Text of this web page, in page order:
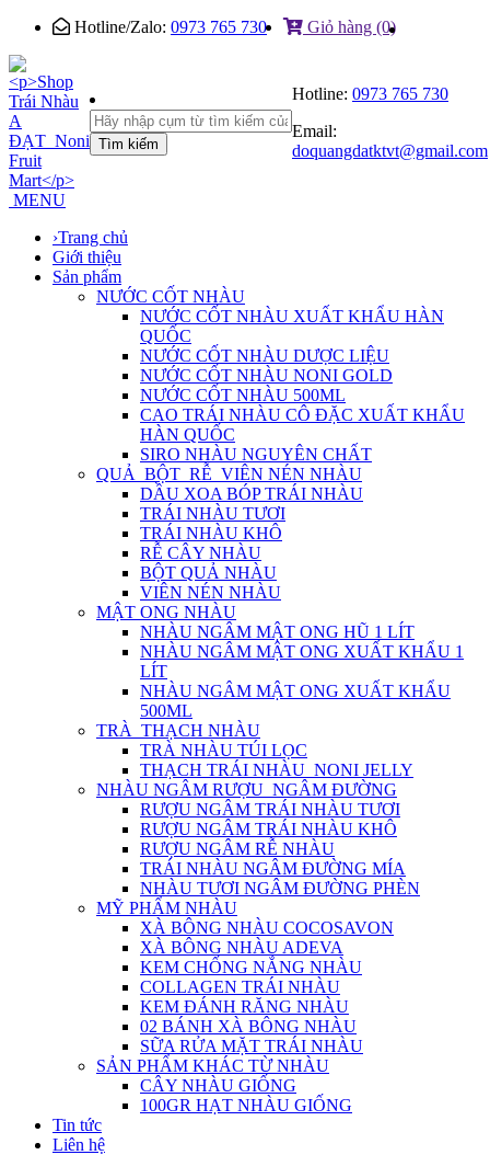
Hotline/Zalo: 0973 765 730 Giỏ hàng (0)
Tìm kiếm
Hotline: 0973 765 730
Email:
doquangdatktvt@gmail.com
MENU
›Trang chủ
Giới thiệu
Sản phẩm
NƯỚC CỐT NHÀU
NƯỚC CỐT NHÀU XUẤT KHẨU HÀN
QUỐC
NƯỚC CỐT NHÀU DƯỢC LIỆU
NƯỚC CỐT NHÀU NONI GOLD
NƯỚC CỐT NHÀU 500ML
CAO TRÁI NHÀU CÔ ĐẶC XUẤT KHẨU
HÀN QUỐC
SIRO NHÀU NGUYÊN CHẤT
QUẢ_BỘT_RỄ_VIÊN NÉN NHÀU
DẦU XOA BÓP TRÁI NHÀU
TRÁI NHÀU TƯƠI
TRÁI NHÀU KHÔ
RỄ CÂY NHÀU
BỘT QUẢ NHÀU
VIÊN NÉN NHÀU
MẬT ONG NHÀU
NHÀU NGÂM MẬT ONG HŨ 1 LÍT
NHÀU NGÂM MẬT ONG XUẤT KHẨU 1
LÍT
NHÀU NGÂM MẬT ONG XUẤT KHẨU
500ML
TRÀ_THẠCH NHÀU
TRÀ NHÀU TÚI LỌC
THẠCH TRÁI NHÀU_NONI JELLY
NHÀU NGÂM RƯỢU_NGÂM ĐƯỜNG
RƯỢU NGÂM TRÁI NHÀU TƯƠI
RƯỢU NGÂM TRÁI NHÀU KHÔ
RƯỢU NGÂM RỄ NHÀU
TRÁI NHÀU NGÂM ĐƯỜNG MÍA
NHÀU TƯƠI NGÂM ĐƯỜNG PHÈN
MỸ PHẨM NHÀU
XÀ BÔNG NHÀU COCOSAVON
XÀ BÔNG NHÀU ADEVA
KEM CHỐNG NẮNG NHÀU
COLLAGEN TRÁI NHÀU
KEM ĐÁNH RĂNG NHÀU
02 BÁNH XÀ BÔNG NHÀU
SỮA RỬA MẶT TRÁI NHÀU
SẢN PHẨM KHÁC TỪ NHÀU
CÂY NHÀU GIỐNG
100GR HẠT NHÀU GIỐNG
Tin tức
Liên hệ